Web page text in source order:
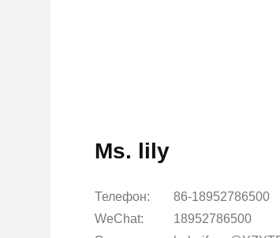
Ms. lily
Телефон:
86-18952786500
WeChat:
18952786500